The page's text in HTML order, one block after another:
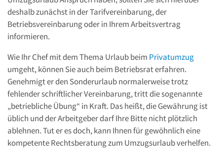
deshalb zunächst in der Tarifvereinbarung, der
Betriebsvereinbarung oder in Ihrem Arbeitsvertrag
informieren.
Wie Ihr Chef mit dem Thema Urlaub beim Privatumzug
umgeht, können Sie auch beim Betriebsrat erfahren.
Genehmigt er den Sonderurlaub normalerweise trotz
fehlender schriftlicher Vereinbarung, tritt die sogenannte
„betriebliche Übung“ in Kraft. Das heißt, die Gewährung ist
üblich und der Arbeitgeber darf Ihre Bitte nicht plötzlich
ablehnen. Tut er es doch, kann Ihnen für gewöhnlich eine
kompetente Rechtsberatung zum Umzugsurlaub verhelfen.